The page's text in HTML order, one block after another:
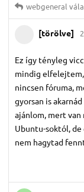
webgeneral
[törölve]
Ez így tényleg
mindig
nincsen fóruma,
gyorsan is
ajánlom, mert
Ubuntu-soktól,
nem hagytad